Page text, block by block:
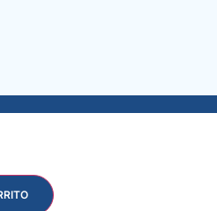
40 mm. B/GIRATORIA